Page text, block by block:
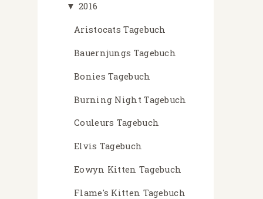
▼ 2016
Aristocats Tagebuch
Bauernjungs Tagebuch
Bonies Tagebuch
Burning Night Tagebuch
Couleurs Tagebuch
Elvis Tagebuch
Eowyn Kitten Tagebuch
Flame's Kitten Tagebuch